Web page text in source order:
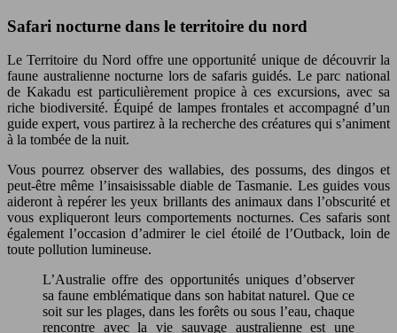
Safari nocturne dans le territoire du nord
Le Territoire du Nord offre une opportunité unique de découvrir la
faune australienne nocturne lors de safaris guidés. Le parc national
de Kakadu est particulièrement propice à ces excursions, avec sa
riche biodiversité. Équipé de lampes frontales et accompagné d’un
guide expert, vous partirez à la recherche des créatures qui s’animent
à la tombée de la nuit.
Vous pourrez observer des wallabies, des possums, des dingos et
peut-être même l’insaisissable diable de Tasmanie. Les guides vous
aideront à repérer les yeux brillants des animaux dans l’obscurité et
vous expliqueront leurs comportements nocturnes. Ces safaris sont
également l’occasion d’admirer le ciel étoilé de l’Outback, loin de
toute pollution lumineuse.
L’Australie offre des opportunités uniques d’observer
sa faune emblématique dans son habitat naturel. Que ce
soit sur les plages, dans les forêts ou sous l’eau, chaque
rencontre avec la vie sauvage australienne est une